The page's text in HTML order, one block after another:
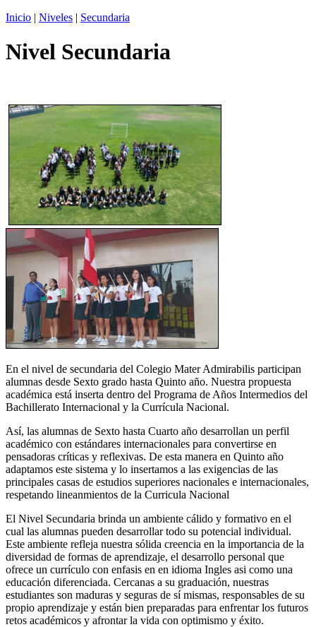
Inicio | Niveles | Secundaria
Nivel Secundaria
En el nivel de secundaria del Colegio Mater Admirabilis participan
alumnas desde Sexto grado hasta Quinto año. Nuestra propuesta
académica está inserta dentro del Programa de Años Intermedios del
Bachillerato Internacional y la Currícula Nacional.
Así, las alumnas de Sexto hasta Cuarto año desarrollan un perfil
académico con estándares internacionales para convertirse en
pensadoras críticas y reflexivas. De esta manera en Quinto año
adaptamos este sistema y lo insertamos a las exigencias de las
principales casas de estudios superiores nacionales e internacionales,
respetando lineanmientos de la Curricula Nacional
El Nivel Secundaria brinda un ambiente cálido y formativo en el
cual las alumnas pueden desarrollar todo su potencial individual.
Este ambiente refleja nuestra sólida creencia en la importancia de la
diversidad de formas de aprendizaje, el desarrollo personal que
ofrece un currículo con enfasis en en idioma Ingles asi como una
educación diferenciada. Cercanas a su graduación, nuestras
estudiantes son maduras y seguras de sí mismas, responsables de su
propio aprendizaje y están bien preparadas para enfrentar los futuros
retos académicos y afrontar la vida con optimismo y éxito.